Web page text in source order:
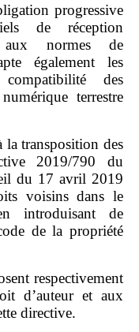
progressive
de réception
aux normes de
également les
des
terrestre
la transposition des
2019/790 du
du 17 avril 2019
voisins dans le
introduisant de
de la propriété
respectivement
d’auteur et aux
directive.